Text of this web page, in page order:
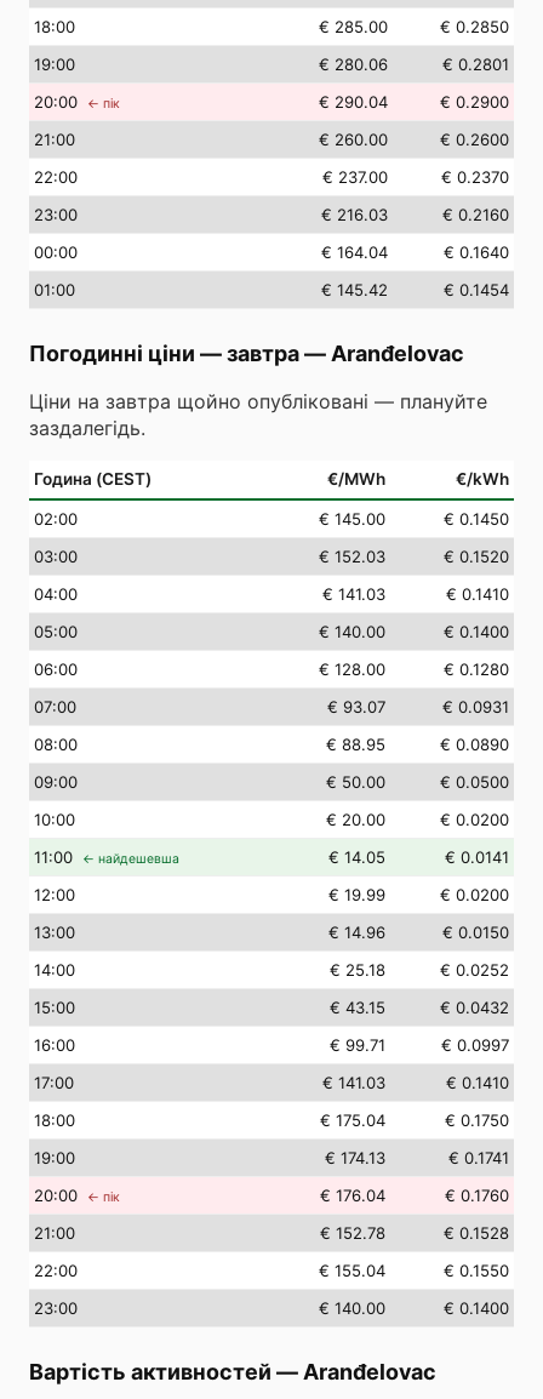
18:00 € 285.00
€ 0.2850
19:00 € 280.06
€ 0.2801
20:00 ← пік € 290.04
€ 0.2900
21:00 € 260.00
€ 0.2600
22:00 € 237.00
€ 0.2370
23:00 € 216.03
€ 0.2160
00:00 € 164.04
€ 0.1640
01:00 € 145.42 € 0.1454
Погодинні ціни — завтра— Aranđelovac
Ціни на завтра щойно опубліковані — плануйте
заздалегідь.
Година (CEST) €/MWh €/kWh
02:00 € 145.00
€ 0.1450
03:00 € 152.03
€ 0.1520
04:00 € 141.03
€ 0.1410
05:00 € 140.00
€ 0.1400
06:00 € 128.00
€ 0.1280
07:00 € 93.07
€ 0.0931
08:00 € 88.95
€ 0.0890
09:00 € 50.00
€ 0.0500
10:00 € 20.00
€ 0.0200
11:00 ← найдешевша € 14.05
€ 0.0141
12:00 € 19.99
€ 0.0200
13:00 € 14.96
€ 0.0150
14:00 € 25.18
€ 0.0252
15:00 € 43.15
€ 0.0432
16:00 € 99.71
€ 0.0997
17:00 € 141.03
€ 0.1410
18:00 € 175.04
€ 0.1750
19:00 € 174.13
€ 0.1741
20:00 ← пік € 176.04
€ 0.1760
21:00 € 152.78
€ 0.1528
22:00 € 155.04
€ 0.1550
23:00 € 140.00 € 0.1400
Вартість активностей — Aranđelovac